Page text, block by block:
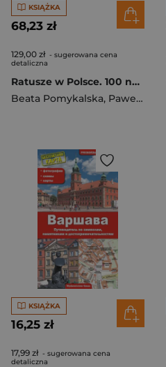
KSIĄŻKA
68,23 zł
129,00 zł - sugerowana cena
detaliczna
Ratusze w Polsce. 100 najciekawszych budowli
Beata Pomykalska, Paweł Pomykalski
KSIĄŻKA
16,25 zł
17,99 zł - sugerowana cena
detaliczna